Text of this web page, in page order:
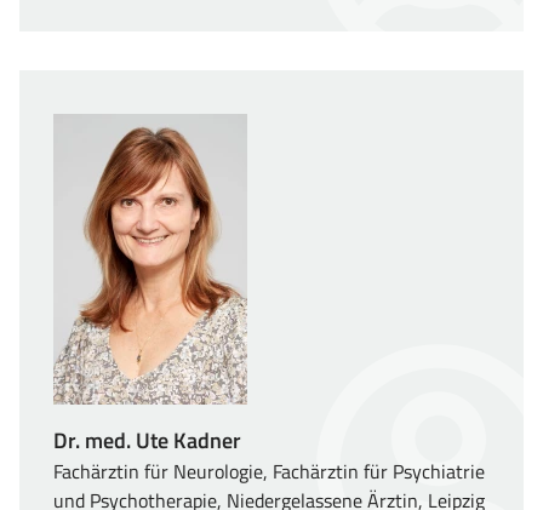
Dr. med. Ute Kadner
Fachärztin für Neurologie, Fachärztin für Psychiatrie
und Psychotherapie, Niedergelassene Ärztin, Leipzig